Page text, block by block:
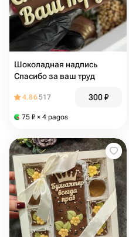
Шоколадная надпись
Спасибо за ваш труд
4.86517 300₽
75 ₽ × 4 pagos